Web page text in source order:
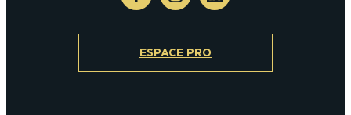
ESPACE PRO